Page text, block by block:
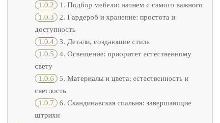
1.0.2
1. Подбор мебели: начнем с самого важного
1.0.3
2. Гардероб и хранение: простота и
доступность
1.0.4
3. Детали, создающие стиль
1.0.5
4. Освещение: приоритет естественному
свету
1.0.6
5. Материалы и цвета: естественность и
светлость
1.0.7
6. Скандинавская спальня: завершающие
штрихи